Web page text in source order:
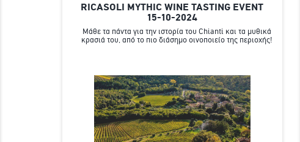
RICASOLI MYTHIC WINE TASTING EVENT
15-10-2024
Μάθε τα πάντα για την ιστορία του Chianti και τα μυθικά
κρασιά του, από το πιο διάσημο οινοποιείο της περιοχής!